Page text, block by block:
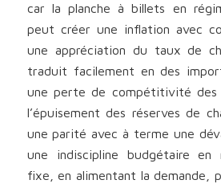
car la planche à billets en
peut créer une inflation avec
une appréciation du taux de
traduit facilement en des
une perte de compétitivité
l’épuisement des réserves de
une parité avec à terme une
une indiscipline budgétaire en
fixe, en alimentant la demande,